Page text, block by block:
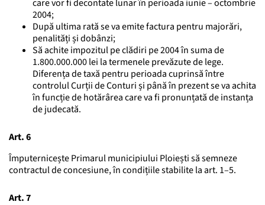
care vor fi decontate lunar în perioada iunie – octombrie
2004;
După ultima rată se va emite factura pentru majorări,
penalități și dobânzi;
Să achite impozitul pe clădiri pe 2004 în suma de
1.800.000.000 lei la termenele prevăzute de lege.
Diferența de taxă pentru perioada cuprinsă între
controlul Curții de Conturi și până în prezent se va achita
în funcție de hotărârea care va fi pronunțată de instanța
de judecată.
Art. 6
Împuternicește Primarul municipiului Ploiești să semneze
contractul de concesiune, în condițiile stabilite la art. 1–5.
Art. 7